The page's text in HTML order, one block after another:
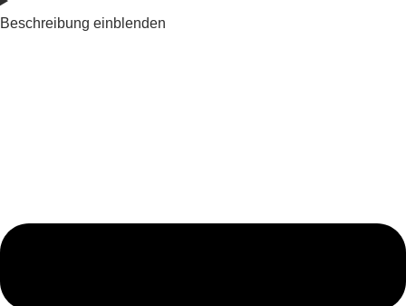
Beschreibung einblenden